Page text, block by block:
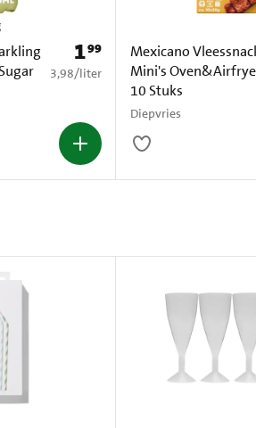
Prijs: € 1,99
199
€ 3,98 per liter
3,98/liter
Mexicano
Mini's
10 Stuks
Diepvries